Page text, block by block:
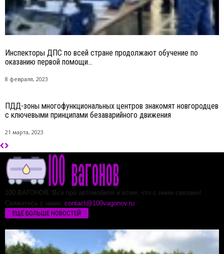
Инспекторы ДПС по всей стране продолжают обучение по
оказанию первой помощи...
8 февраля, 2023
ПДД-зоны многофункциональных центров знакомят новгородцев
с ключевыми принципами безаварийного движения
21 марта, 2023
100 ВАГОНОВ. Все про автомобили и всем, что с ними связано!
Свяжитесь с нами: contact@100vagonov.ru
ЕЩЁ БОЛЬШЕ НОВОСТЕЙ